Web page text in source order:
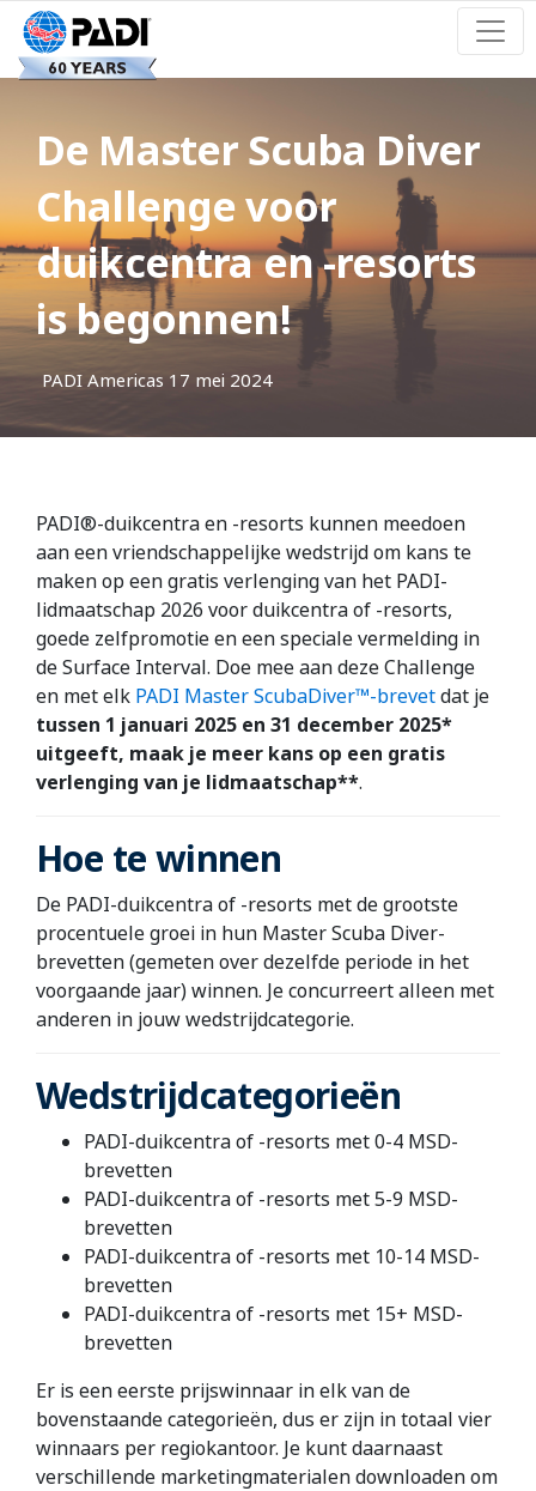
De Master Scuba Diver
Challenge voor
duikcentra en -resorts
is begonnen!
PADI Americas 17 mei 2024
PADI®-duikcentra en -resorts kunnen meedoen
aan een vriendschappelijke wedstrijd om kans te
maken op een gratis verlenging van het PADI-
lidmaatschap 2026 voor duikcentra of -resorts,
goede zelfpromotie en een speciale vermelding in
de Surface Interval. Doe mee aan deze Challenge
en met elk PADI Master ScubaDiver™-brevetdat je
tussen 1 januari 2025 en 31 december 2025*
uitgeeft, maak je meer kans op een gratis
verlenging van je lidmaatschap**.
Hoe te winnen
De PADI-duikcentra of -resorts met de grootste
procentuele groei in hun Master Scuba Diver-
brevetten (gemeten over dezelfde periode in het
voorgaande jaar) winnen. Je concurreert alleen met
anderen in jouw wedstrijdcategorie.
Wedstrijdcategorieën
PADI-duikcentra of -resorts met 0-4 MSD-
brevetten
PADI-duikcentra of -resorts met 5-9 MSD-
brevetten
PADI-duikcentra of -resorts met 10-14 MSD-
brevetten
PADI-duikcentra of -resorts met 15+ MSD-
brevetten
Er is een eerste prijswinnaar in elk van de
bovenstaande categorieën, dus er zijn in totaal vier
winnaars per regiokantoor. Je kunt daarnaast
verschillende marketingmaterialen downloaden om